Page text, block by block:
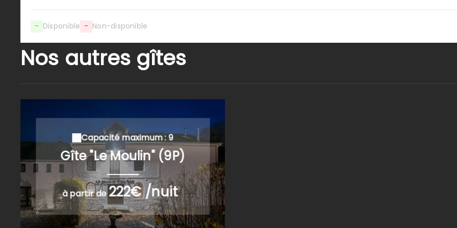
- Disponible - Non-disponible
Nos autres gîtes
Capacité maximum : 9
Gîte "Le Moulin" (9P)
à partir de 222€ /nuit